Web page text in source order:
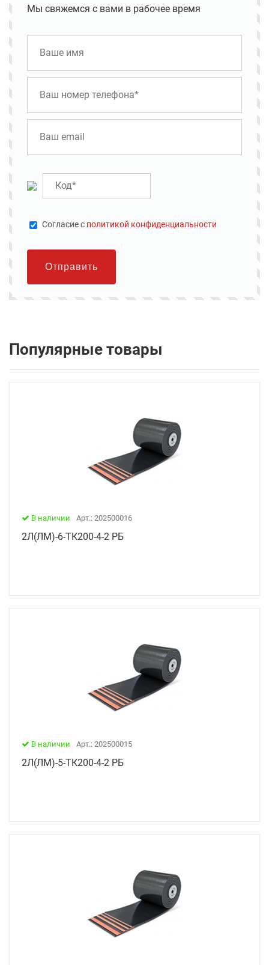
Мы свяжемся с вами в рабочее время
Cогласие с политикой конфиденциальности
Отправить
Популярные товары
В наличии Арт.: 202500016
2Л(ЛМ)-6-ТК200-4-2 РБ
В наличии Арт.: 202500015
2Л(ЛМ)-5-ТК200-4-2 РБ